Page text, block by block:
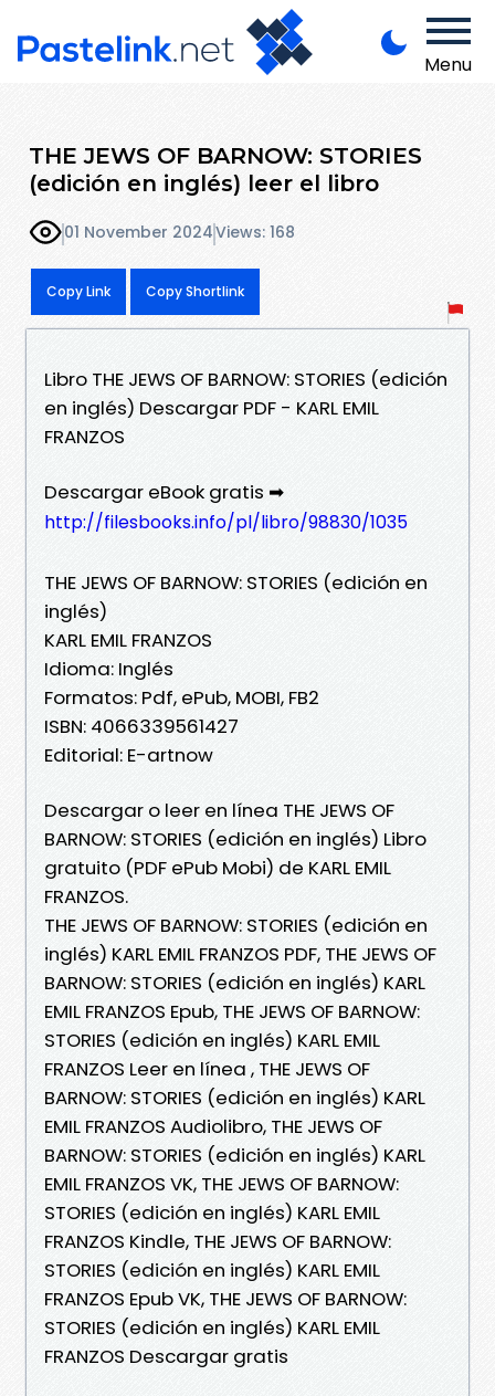
Menu
THE JEWS OF BARNOW: STORIES
(edición en inglés) leer el libro
01 November 2024Views: 168
Copy Link Copy Shortlink
Libro THE JEWS OF BARNOW: STORIES (edición
en inglés) Descargar PDF - KARL EMIL
FRANZOS
Descargar eBook gratis ➡
http://filesbooks.info/pl/libro/98830/1035
THE JEWS OF BARNOW: STORIES (edición en
inglés)
KARL EMIL FRANZOS
Idioma: Inglés
Formatos: Pdf, ePub, MOBI, FB2
ISBN: 4066339561427
Editorial: E-artnow
Descargar o leer en línea THE JEWS OF
BARNOW: STORIES (edición en inglés) Libro
gratuito (PDF ePub Mobi) de KARL EMIL
FRANZOS.
THE JEWS OF BARNOW: STORIES (edición en
inglés) KARL EMIL FRANZOS PDF, THE JEWS OF
BARNOW: STORIES (edición en inglés) KARL
EMIL FRANZOS Epub, THE JEWS OF BARNOW:
STORIES (edición en inglés) KARL EMIL
FRANZOS Leer en línea , THE JEWS OF
BARNOW: STORIES (edición en inglés) KARL
EMIL FRANZOS Audiolibro, THE JEWS OF
BARNOW: STORIES (edición en inglés) KARL
EMIL FRANZOS VK, THE JEWS OF BARNOW:
STORIES (edición en inglés) KARL EMIL
FRANZOS Kindle, THE JEWS OF BARNOW:
STORIES (edición en inglés) KARL EMIL
FRANZOS Epub VK, THE JEWS OF BARNOW:
STORIES (edición en inglés) KARL EMIL
FRANZOS Descargar gratis